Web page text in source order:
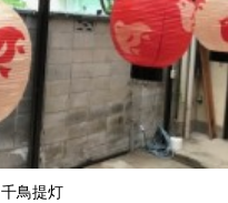
千鳥提灯